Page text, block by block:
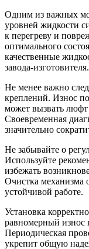
Одним из важных
уровней жидкости
к перегреву и
оптимального
качественные
завода-изготовителя.
Не менее важно
креплений. Износ
может вызвать
Своевременная
значительно
Не забывайте о
Используйте
избежать
Очистка механизма
устойчивой работе.
Установка
равномерный износ
Периодическая
укрепит общую